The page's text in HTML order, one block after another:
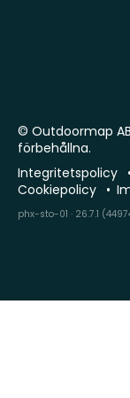
© Outdoormap
förbehållna.
Integritetspolicy
Cookiepolicy
phx-sto-01 · 26.7.1